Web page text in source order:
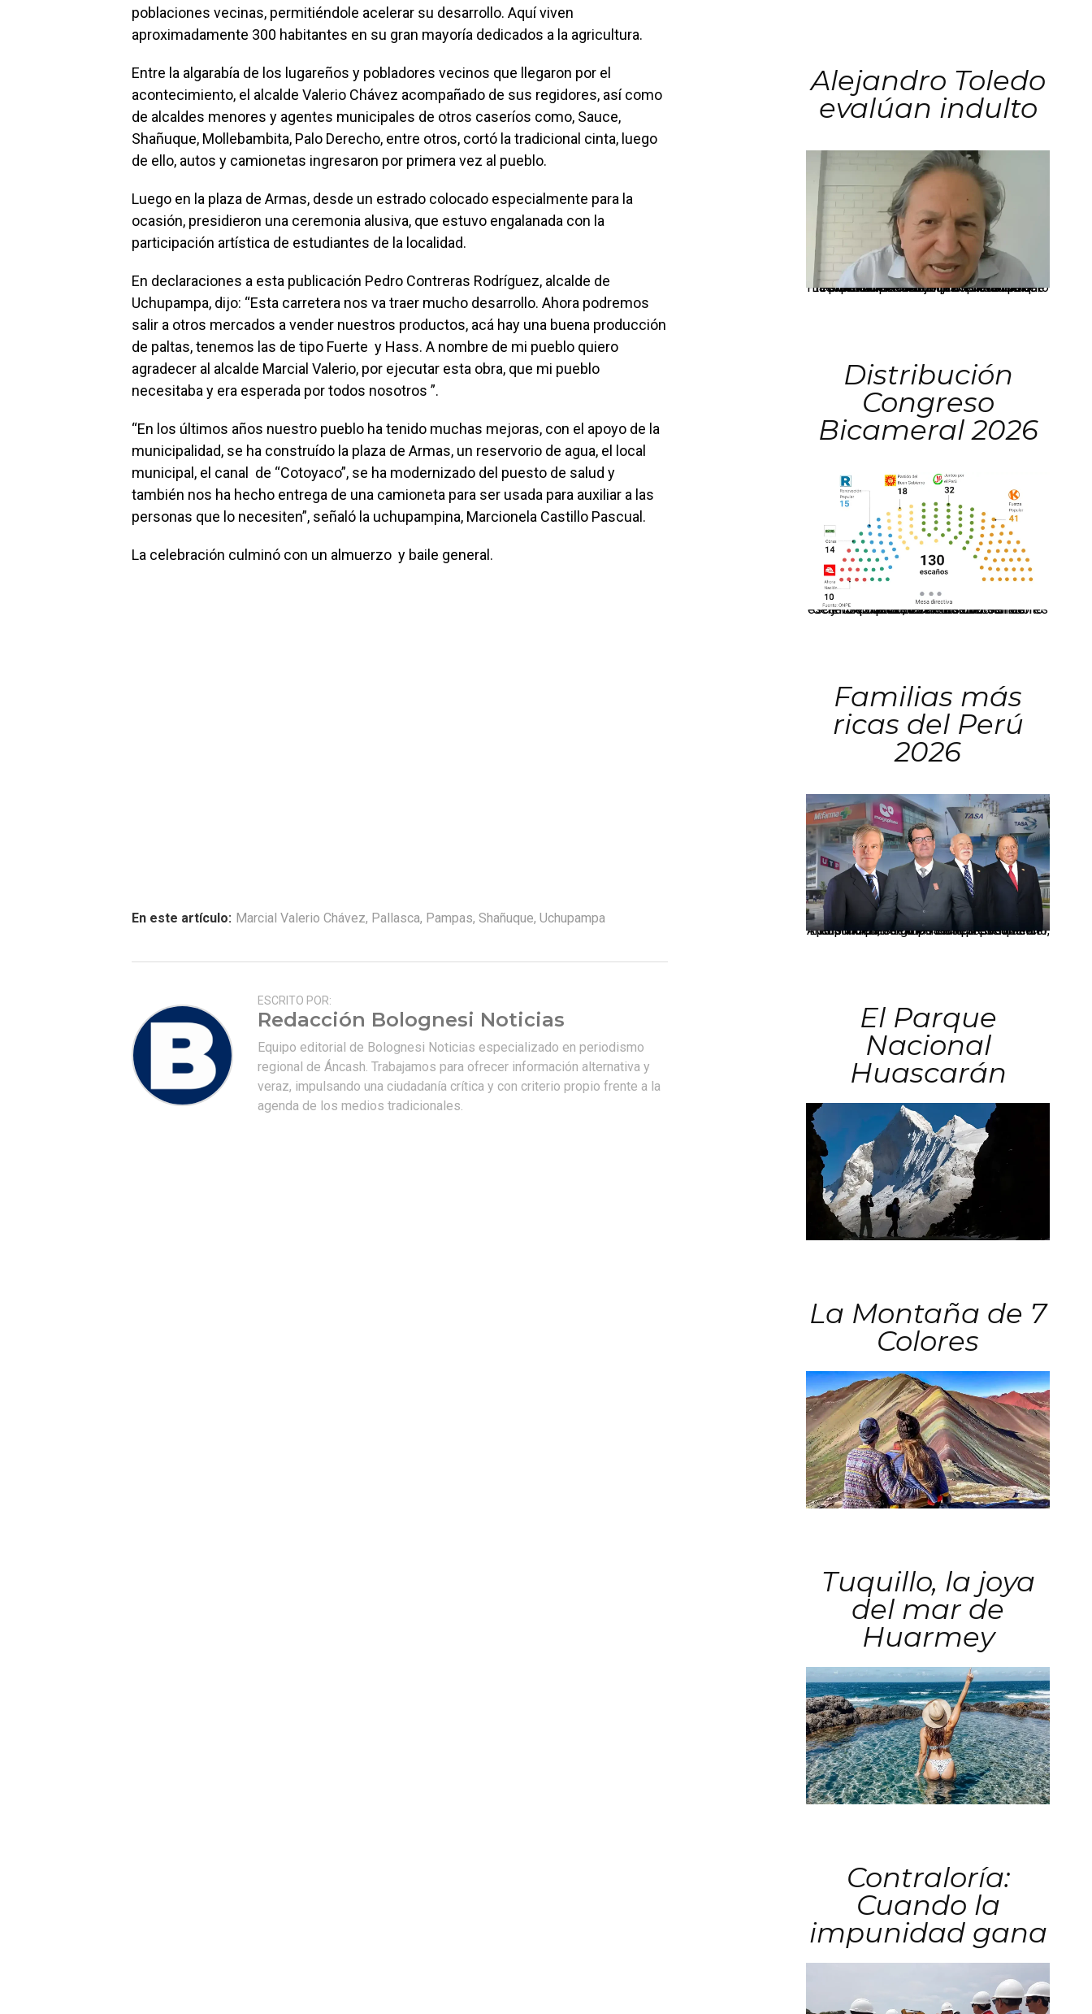
poblaciones vecinas, permitiéndole acelerar su desarrollo. Aquí viven
aproximadamente 300 habitantes en su gran mayoría dedicados a la agricultura.
Entre la algarabía de los lugareños y pobladores vecinos que llegaron por el
acontecimiento, el alcalde Valerio Chávez acompañado de sus regidores, así como
de alcaldes menores y agentes municipales de otros caseríos como, Sauce,
Shañuque, Mollebambita, Palo Derecho, entre otros, cortó la tradicional cinta, luego
de ello, autos y camionetas ingresaron por primera vez al pueblo.
Luego en la plaza de Armas, desde un estrado colocado especialmente para la
ocasión, presidieron una ceremonia alusiva, que estuvo engalanada con la
participación artística de estudiantes de la localidad.
En declaraciones a esta publicación Pedro Contreras Rodríguez, alcalde de
Uchupampa, dijo: “Esta carretera nos va traer mucho desarrollo. Ahora podremos
salir a otros mercados a vender nuestros productos, acá hay una buena producción
de paltas, tenemos las de tipo Fuerte y Hass. A nombre de mi pueblo quiero
agradecer al alcalde Marcial Valerio, por ejecutar esta obra, que mi pueblo
necesitaba y era esperada por todos nosotros ”.
“En los últimos años nuestro pueblo ha tenido muchas mejoras, con el apoyo de la
municipalidad, se ha construído la plaza de Armas, un reservorio de agua, el local
municipal, el canal de “Cotoyaco”, se ha modernizado del puesto de salud y
también nos ha hecho entrega de una camioneta para ser usada para auxiliar a las
personas que lo necesiten”, señaló la uchupampina, Marcionela Castillo Pascual.
La celebración culminó con un almuerzo y baile general.
En este artículo: Marcial Valerio Chávez, Pallasca, Pampas, Shañuque, Uchupampa
ESCRITO POR:
Redacción Bolognesi Noticias
Equipo editorial de Bolognesi Noticias especializado en periodismo
regional de Áncash. Trabajamos para ofrecer información alternativa y
veraz, impulsando una ciudadanía crítica y con criterio propio frente a la
agenda de los medios tradicionales.
Alejandro Toledo
evalúan indulto
La presidenta Keiko Fujimori informó que la solicitud de indulto presentada por el expresidente Alejandro Toledo será evaluada por la Comisión de Gracias Presidenciales conforme al procedimiento establecido.
Distribución
Congreso
Bicameral 2026
El JNE oficializó la distribución de escaños para la elección de 60 senadores y 130 diputados en las Elecciones Generales 2026, tras el restablecimiento de la Bicameralidad.
Familias más
ricas del Perú
2026
Los principales grupos empresariales del país mantienen una fuerte presencia en Áncash mediante inversiones en comercio, educación, salud e industria pesquera.
El Parque
Nacional
Huascarán
La Montaña de 7
Colores
Tuquillo, la joya
del mar de
Huarmey
Contraloría:
Cuando la
impunidad gana